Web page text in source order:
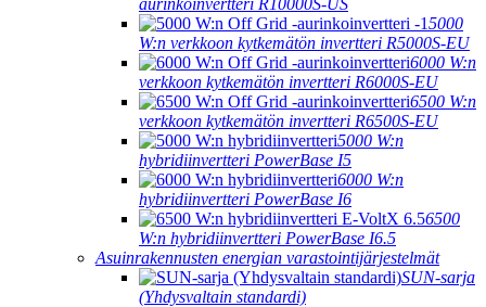
aurinkoinvertteri R10000S-US
5000
W:n verkkoon kytkemätön invertteri R5000S-EU
6000 W:n
verkkoon kytkemätön invertteri R6000S-EU
6500 W:n
verkkoon kytkemätön invertteri R6500S-EU
5000 W:n
hybridiinvertteri PowerBase I5
6000 W:n
hybridiinvertteri PowerBase I6
6500
W:n hybridiinvertteri PowerBase I6.5
Asuinrakennusten energian varastointijärjestelmät
SUN-sarja
(Yhdysvaltain standardi)